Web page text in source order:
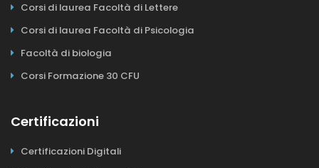
Corsi di laurea Facoltà di Lettere
Corsi di laurea Facoltà di Psicologia
Facoltà di biologia
Corsi Formazione 30 CFU
Certificazioni
Certificazioni Digitali